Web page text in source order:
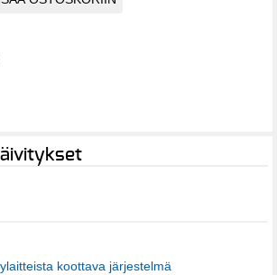
koottava järjestelmä